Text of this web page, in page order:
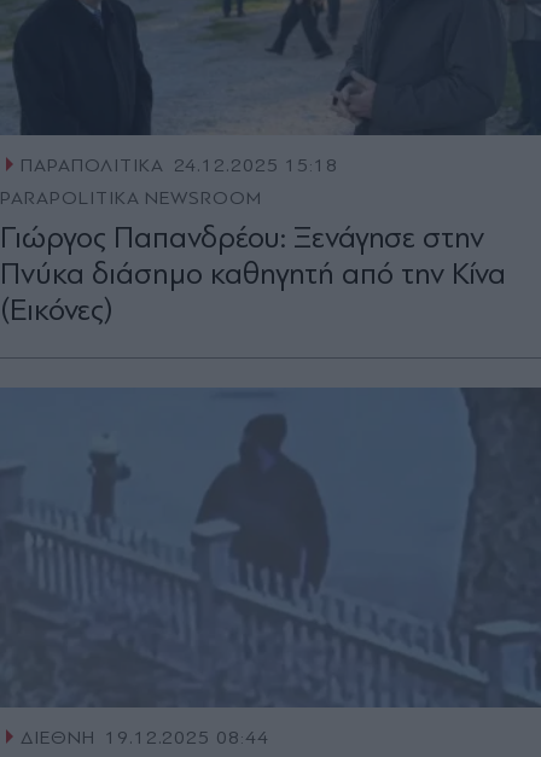
ΠΑΡΑΠΟΛΙΤΙΚΑ 24.12.2025 15:18
PARAPOLITIKA NEWSROOM
Γιώργος Παπανδρέου: Ξενάγησε στην
Πνύκα διάσημο καθηγητή από την Κίνα
(Εικόνες)
ΔΙΕΘΝΗ
19.12.2025 08:44